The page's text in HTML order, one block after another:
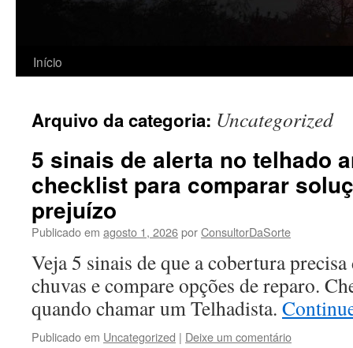
Início
Arquivo da categoria: Uncategorized
5 sinais de alerta no telhado
checklist para comparar
prejuízo
Publicado em agosto 1, 2026porConsultorDaSorte
Veja 5 sinais de que a cobertura precisa
chuvas e compare opções de reparo.
quando chamar um Telhadista.
Publicado em Uncategorized | Deixe um comentário